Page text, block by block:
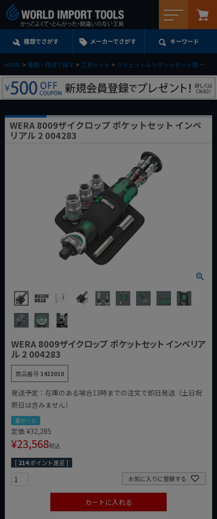
種類でさがす メーカーでさがす キーワード
HOME 種類・用途で探す 工具セット ラチェット＆ソケットセット類
WERA 8009ザイクロップ ポケットセット インペ
リアル 2 004283
WERA 8009ザイクロップ ポケットセット インペリア
ル 2 004283
商品番号 1413010
発送予定：在庫のある場合13時までの注文で即日発送（土日祝
祭日は含みません）
夏セール
定価 ¥32,285
¥23,568税込
[ 214ポイント進呈 ]
お気に入りに登録する
カートに入れる